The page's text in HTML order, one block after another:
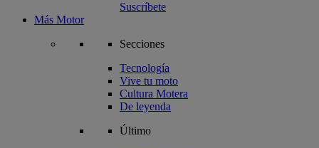
Suscríbete
Más Motor
Secciones
Tecnología
Vive tu moto
Cultura Motera
De leyenda
Último